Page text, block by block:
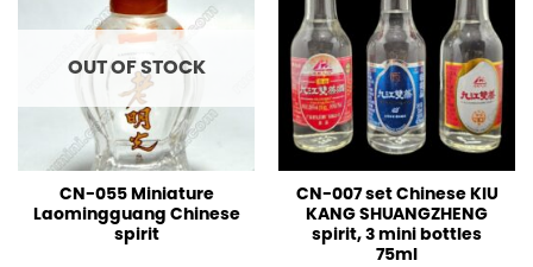
OUT OF STOCK
CN-055 Miniature
Laomingguang Chinese
spirit
CN-007 set Chinese KIU
KANG SHUANGZHENG
spirit, 3 mini bottles
75ml